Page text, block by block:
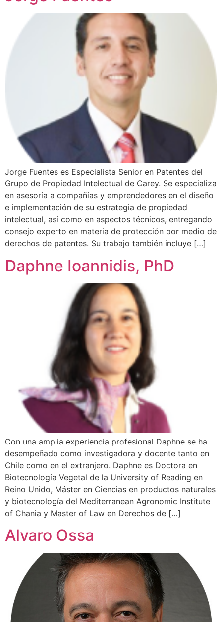
Jorge Fuentes es Especialista Senior en Patentes del
Grupo de Propiedad Intelectual de Carey. Se especializa
en asesoría a compañías y emprendedores en el diseño
e implementación de su estrategia de propiedad
intelectual, así como en aspectos técnicos, entregando
consejo experto en materia de protección por medio de
derechos de patentes. Su trabajo también incluye […]
Daphne Ioannidis, PhD
Con una amplia experiencia profesional Daphne se ha
desempeñado como investigadora y docente tanto en
Chile como en el extranjero. Daphne es Doctora en
Biotecnología Vegetal de la University of Reading en
Reino Unido, Máster en Ciencias en productos naturales
y biotecnología del Mediterranean Agronomic Institute
of Chania y Master of Law en Derechos de […]
Alvaro Ossa